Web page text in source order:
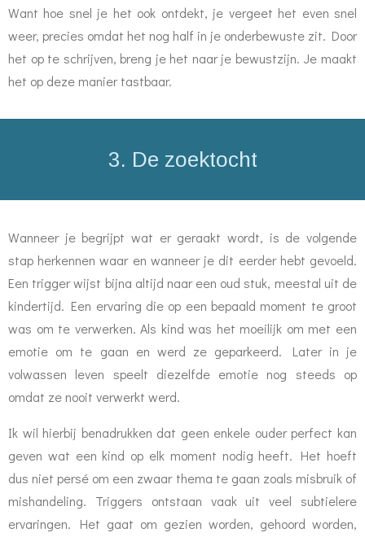
Want hoe snel je het ook ontdekt, je vergeet het even snel
weer, precies omdat het nog half in je onderbewuste zit. Door
het op te schrijven, breng je het naar je bewustzijn. Je maakt
het op deze manier tastbaar.
3. De zoektocht
Wanneer je begrijpt wat er geraakt wordt, is de volgende
stap herkennen waar en wanneer je dit eerder hebt gevoeld.
Een trigger wijst bijna altijd naar een oud stuk, meestal uit de
kindertijd. Een ervaring die op een bepaald moment te groot
was om te verwerken. Als kind was het moeilijk om met een
emotie om te gaan en werd ze geparkeerd. Later in je
volwassen leven speelt diezelfde emotie nog steeds op
omdat ze nooit verwerkt werd.
Ik wil hierbij benadrukken dat geen enkele ouder perfect kan
geven wat een kind op elk moment nodig heeft. Het hoeft
dus niet persé om een zwaar thema te gaan zoals misbruik of
mishandeling. Triggers ontstaan vaak uit veel subtielere
ervaringen. Het gaat om gezien worden, gehoord worden,